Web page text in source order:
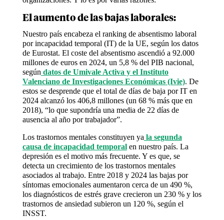
El aumento de las bajas laborales:
Nuestro país encabeza el ranking de absentismo laboral
por incapacidad temporal (IT) de la UE, según los datos
de Eurostat. El coste del absentismo ascendió a 92.000
millones de euros en 2024, un 5,8 % del PIB nacional,
según datos de Umivale Activa y el Instituto
Valenciano de Investigaciones Económicas (Ivie). De
estos se desprende que el total de días de baja por IT en
2024 alcanzó los 406,8 millones (un 68 % más que en
2018), “lo que supondría una media de 22 días de
ausencia al año por trabajador”.
Los trastornos mentales constituyen ya la segunda
causa de incapacidad temporalen nuestro país. La
depresión es el motivo más frecuente. Y es que, se
detecta un crecimiento de los trastornos mentales
asociados al trabajo. Entre 2018 y 2024 las bajas por
síntomas emocionales aumentaron cerca de un 490 %,
los diagnósticos de estrés grave crecieron un 230 % y los
trastornos de ansiedad subieron un 120 %, según el
INSST.